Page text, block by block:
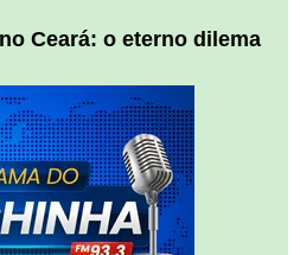
Ceará: o eterno dilema